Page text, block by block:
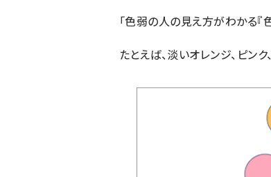
「色弱の人の見え方がわかる『
たとえば、淡いオレンジ、ピン